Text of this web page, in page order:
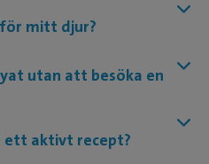
mitt djur?
utan att besöka en
ett aktivt recept?